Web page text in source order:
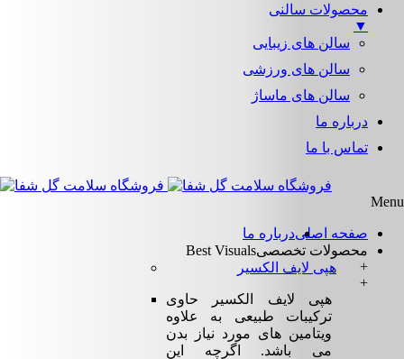
محصولات سالنی
▼
سالن های زیبایی
سالن های ورزشی
سالن های ماساژ
درباره ما
تماس با ما
Menu
صفحه اصلیدرباره ما
محصولات تخصصیBest Visuals
هپی لایف الکسیر
هپی لایف الکسیر حاوی
ترکیبات طبیعی به علاوه
ویتامین های مورد نیاز بدن
می باشد. اگرچه این
+
+